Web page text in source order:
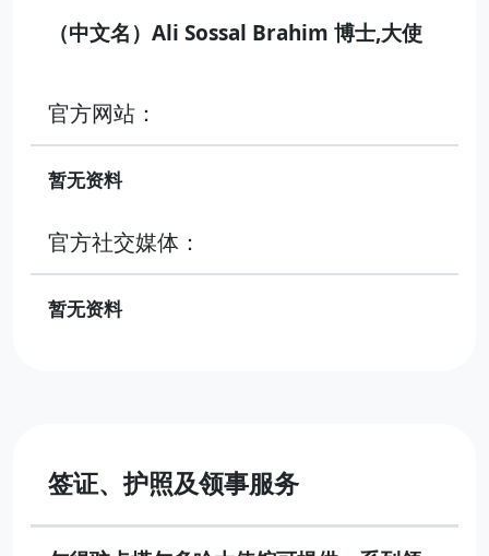
（中文名）Ali Sossal Brahim 博士,大使
官方网站：
暂无资料
官方社交媒体：
暂无资料
签证、护照及领事服务